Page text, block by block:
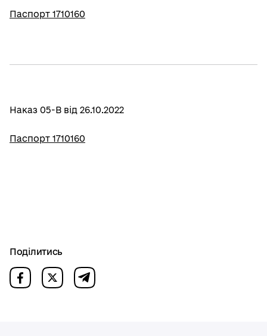
Паспорт 1710160
Наказ 05-В від 26.10.2022
Паспорт 1710160
Поділитись